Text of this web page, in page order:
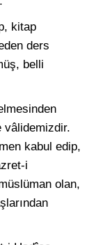
kitap
ders
belli
vâlidemizdir.
kabul edip,
i
olan,